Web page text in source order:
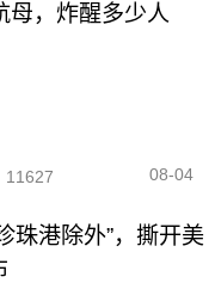
母，炸醒多少人
11627 08-04
珠港除外”，撕开美